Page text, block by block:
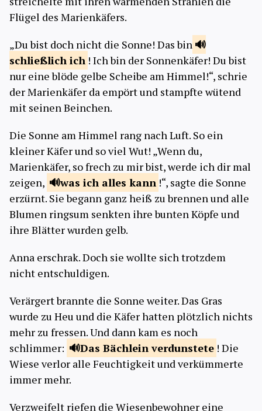
Flügel des Marienkäfers.
„Du bist doch nicht die Sonne! Das bin
schließlich ich ! Ich bin der Sonnenkäfer! Du bist
nur eine blöde gelbe Scheibe am Himmel!“, schrie
der Marienkäfer da empört und stampfte wütend
mit seinen Beinchen.
Die Sonne am Himmel rang nach Luft. So ein
kleiner Käfer und so viel Wut! „Wenn du,
Marienkäfer, so frech zu mir bist, werde ich dir mal
zeigen,
was ich alles kann !“, sagte die Sonne
erzürnt. Sie begann ganz heiß zu brennen und alle
Blumen ringsum senkten ihre bunten Köpfe und
ihre Blätter wurden gelb.
Anna erschrak. Doch sie wollte sich trotzdem
nicht entschuldigen.
Verärgert brannte die Sonne weiter. Das Gras
wurde zu Heu und die Käfer hatten plötzlich nichts
mehr zu fressen. Und dann kam es noch
schlimmer:
Das Bächleinverdunstete ! Die
Wiese verlor alle Feuchtigkeit und verkümmerte
immer mehr.
Verzweifelt riefen die Wiesenbewohner eine